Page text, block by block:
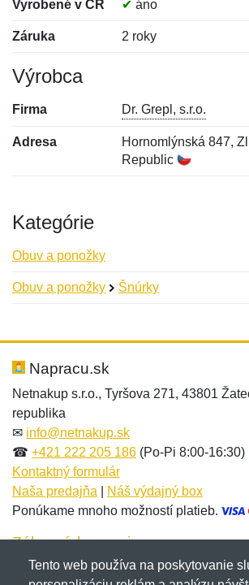
Vyrobené v ČR ✔ áno
Záruka 2 roky
Výrobca
Firma Dr. Grepl, s.r.o.
Adresa
Hornomlýnská 847,
Republic
Kategórie
Obuv a ponožky
Obuv a ponožky Šnúrky
Hodnotenie:
Meno:*
E-mail:
Meno:
E-mail:*
Správa*
Napracu.sk
Netnakup s.r.o., Tyršova 271, 43801
republika
✉ info@netnakup.sk
☎ +421 222 205 186 (Po-Pi 8:00-16:30)
Kontaktný formulár
Naša predajňa
Náš výdajný box
Ponúkame mnoho možností platieb.
Zákaznícky servis
Novinky emailom
Tento web používa na poskytovanie